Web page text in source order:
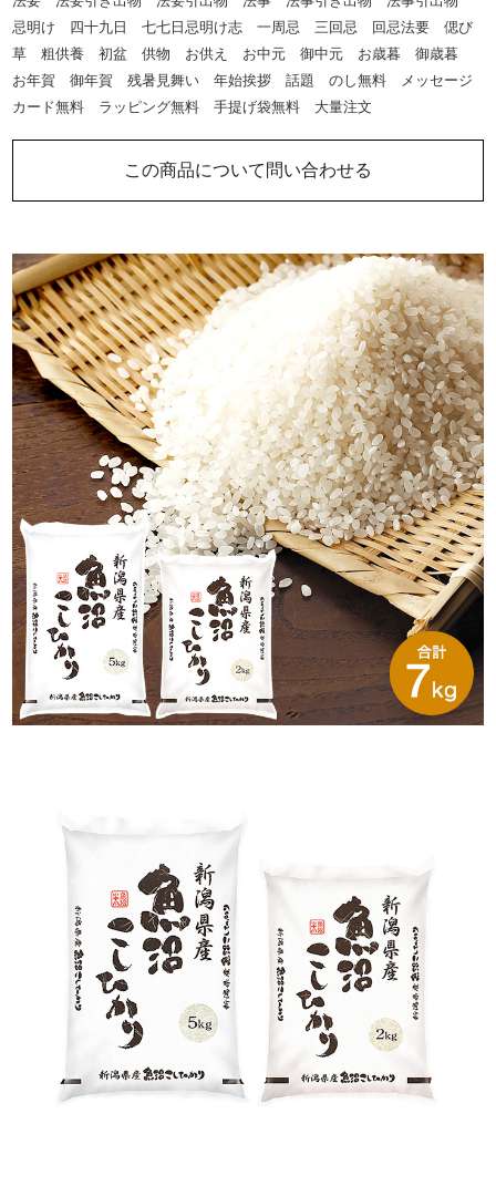
この商品について問い合わせる
忌明け 四十九日 七七日忌明け志 一周忌 三回忌 回忌法要 偲び
草 粗供養 初盆 供物 お供え お中元 御中元 お歳暮 御歳暮
お年賀 御年賀 残暑見舞い 年始挨拶 話題 のし無料 メッセージ
カード無料 ラッピング無料 手提げ袋無料 大量注文